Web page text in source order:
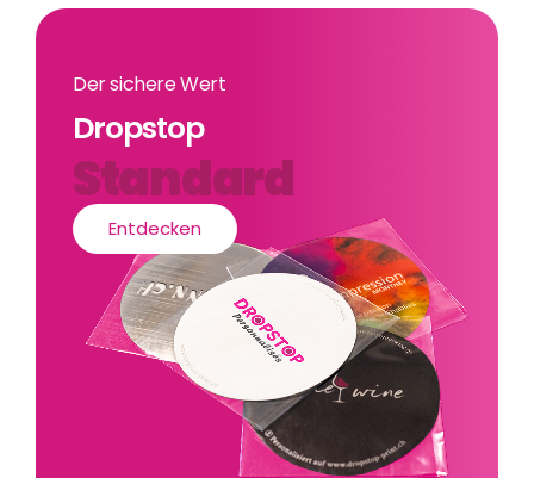
Der sichere Wert
Dropstop
Standard
Entdecken